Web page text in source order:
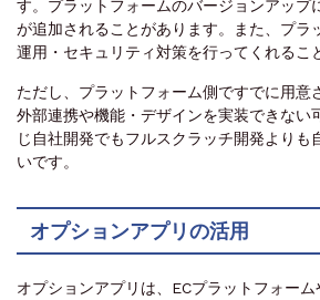
す。プラットフォームのバージョンアップ
が追加されることがあります。また、プラ
運用・セキュリティ対策を行ってくれるこ
ただし、プラットフォーム側ですでに用意
外部連携や機能・デザインを実装できない
じ自社開発でもフルスクラッチ開発よりも
いです。
オプションアプリの活用
オプションアプリは、ECプラットフォー